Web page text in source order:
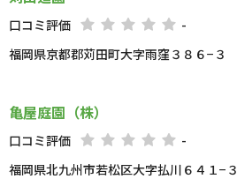
口コミ評価
-
福岡県京都郡苅田町大字雨窪３８６−３
亀屋庭園（株）
口コミ評価
-
福岡県北九州市若松区大字払川６４１−３